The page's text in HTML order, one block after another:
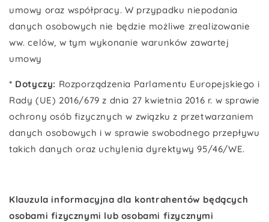
umowy oraz współpracy. W przypadku niepodania
danych osobowych nie będzie możliwe zrealizowanie
ww. celów, w tym wykonanie warunków zawartej
umowy
* Dotyczy: Rozporządzenia Parlamentu Europejskiego i
Rady (UE) 2016/679 z dnia 27 kwietnia 2016 r. w sprawie
ochrony osób fizycznych w związku z przetwarzaniem
danych osobowych i w sprawie swobodnego przepływu
takich danych oraz uchylenia dyrektywy 95/46/WE.
Klauzula informacyjna dla kontrahentów będących
osobami fizycznymi lub osobami fizycznymi